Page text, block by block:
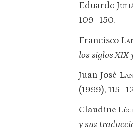
Eduardo
109–150.
Francisco
los siglos XIX
Juan José
(1999),
Claudine
y sus